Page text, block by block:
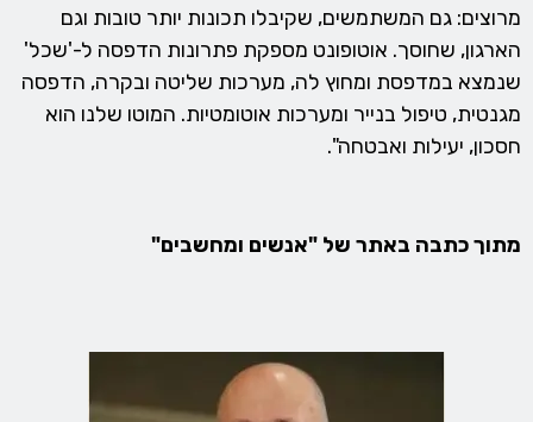
מרוצים: גם המשתמשים, שקיבלו תכונות יותר טובות וגם
הארגון, שחוסך. אוטופונט מספקת פתרונות הדפסה ל-'שכל'
שנמצא במדפסת ומחוץ לה, מערכות שליטה ובקרה, הדפסה
מגנטית, טיפול בנייר ומערכות אוטומטיות. המוטו שלנו הוא
חסכון, יעילות ואבטחה".
מתוך כתבה באתר של "אנשים ומחשבים"